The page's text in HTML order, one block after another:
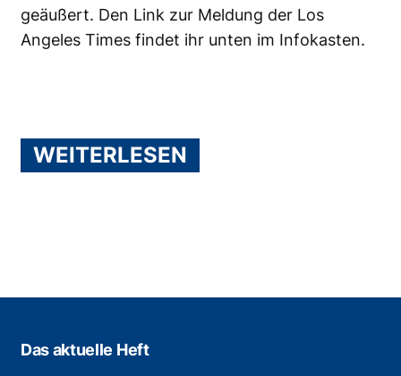
geäußert. Den Link zur Meldung der Los
Angeles Times findet ihr unten im Infokasten.
WEITERLESEN
Das aktuelle Heft